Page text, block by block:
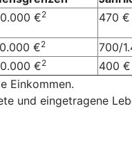
€2 470
€2 700/
€2 400
Einkommen.
und eingetragene